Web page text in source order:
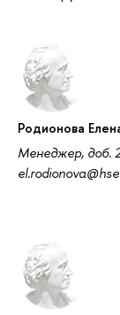
Родионова
Менеджер, доб.